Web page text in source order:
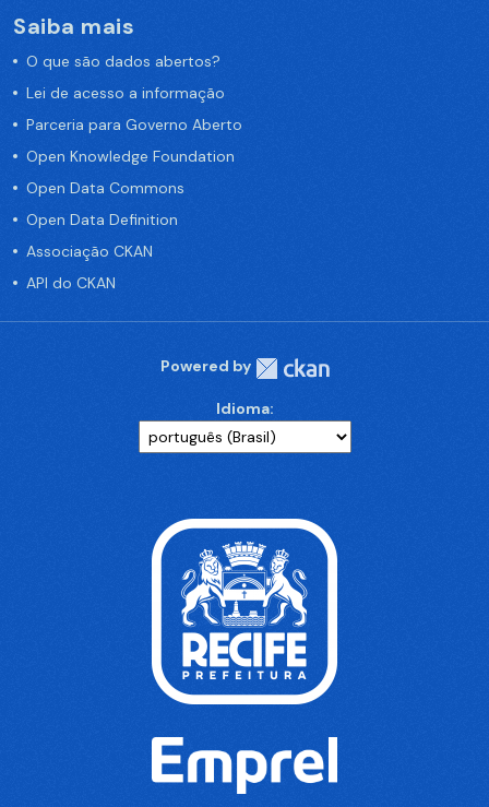
Saiba mais
O que são dados abertos?
Lei de acesso a informação
Parceria para Governo Aberto
Open Knowledge Foundation
Open Data Commons
Open Data Definition
Associação CKAN
API do CKAN
Powered by
Idioma